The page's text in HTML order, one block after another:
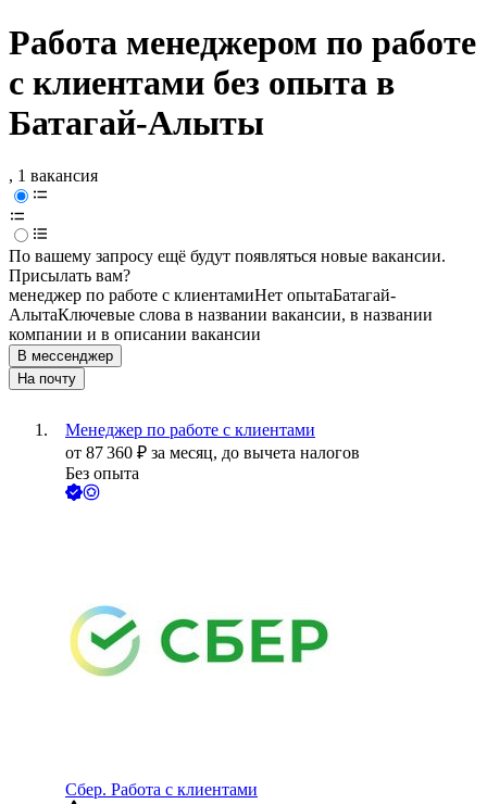
Работа менеджером по работе
с клиентами без опыта в
Батагай-Алыты
, 1 вакансия
По вашему запросу ещё будут появляться новые вакансии.
Присылать вам?
менеджер по работе с клиентамиНет опытаБатагай-
АлытаКлючевые слова в названии вакансии, в названии
компании и в описании вакансии
В мессенджер
На почту
Менеджер по работе с клиентами
от 87 360 ₽ за месяц, до вычета налогов
Без опыта
Сбер. Работа с клиентами